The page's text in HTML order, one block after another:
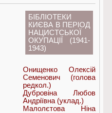
БІБЛІОТЕКИ
КИЄВА В ПЕРІОД
НАЦИСТСЬКОЇ
ОКУПАЦІЇ (1941-
1943)
Онищенко Олексій
Семенович (голова
редкол.)
Дубровіна Любов
Андріївна (уклад.)
Малолєтова Ніна